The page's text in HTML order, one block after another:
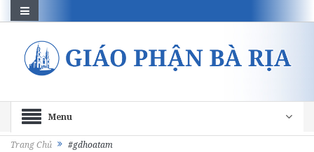
Menu
Trang Chủ #gdhoatam